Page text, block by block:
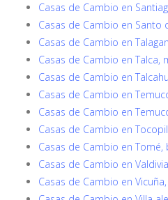
Casas de Cambio en
Casas de Cambio en Santo
Casas de Cambio en
Casas de Cambio en Talca,
Casas de Cambio en
Casas de Cambio en
Casas de Cambio en
Casas de Cambio en
Casas de Cambio en Tomé,
Casas de Cambio en
Casas de Cambio en